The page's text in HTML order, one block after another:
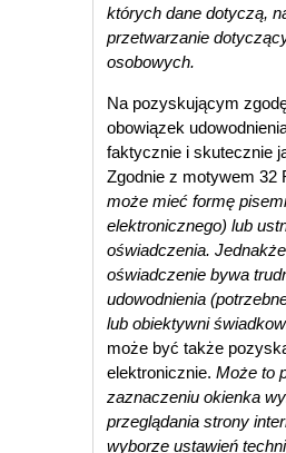
których dane dotyczą,
przetwarzanie
osobowych.
Na pozyskującym
obowiązek
faktycznie i skutecznie
Zgodnie z motywem 32
może mieć formę
elektronicznego) lub
oświadczenia.
oświadczenie bywa
udowodnienia
lub obiektywni
może być także
elektronicznie.Może to
zaznaczeniu okienka
przeglądania strony
wyborze ustawień